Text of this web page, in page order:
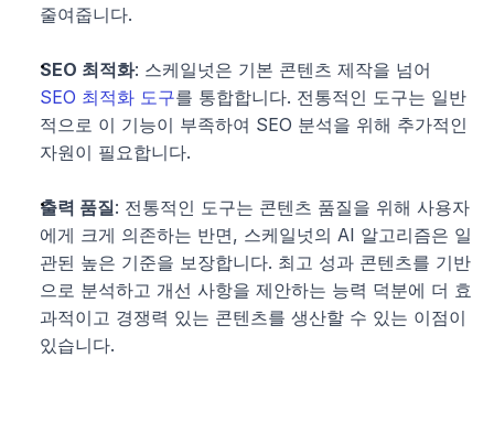
줄여줍니다.
SEO 최적화
SEO 최적화 도구를 통합합니다. 전통적인 도구는 일반
적으로 이 기능이 부족하여 SEO 분석을 위해 추가적인
자원이 필요합니다.
출력 품질: 전통적인 도구는 콘텐츠 품질을 위해 사용자
에게 크게 의존하는 반면, 스케일넛의 AI 알고리즘은 일
관된 높은 기준을 보장합니다. 최고 성과 콘텐츠를 기반
으로 분석하고 개선 사항을 제안하는 능력 덕분에 더 효
과적이고 경쟁력 있는 콘텐츠를 생산할 수 있는 이점이
있습니다.